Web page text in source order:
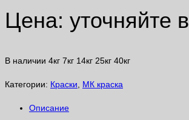
Цена: уточняйте
В наличии 4кг 7кг 14кг 25кг 40кг
Категории: Краски МК краска
Описание